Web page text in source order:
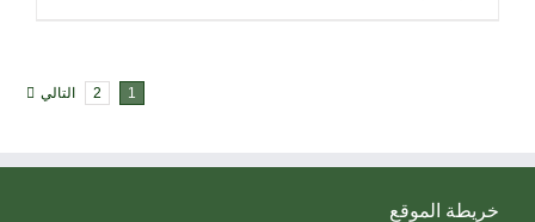
1
2 التالي
خريطة الموقع